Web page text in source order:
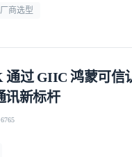
商选型
通过 GIIC 鸿蒙可信
讯新标杆